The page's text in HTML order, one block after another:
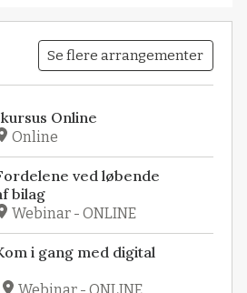
Se flere arrangementer
Online
Online
ved løbende
bilag
Webinar - ONLINE
i gang med digital
Webinar - ONLINE